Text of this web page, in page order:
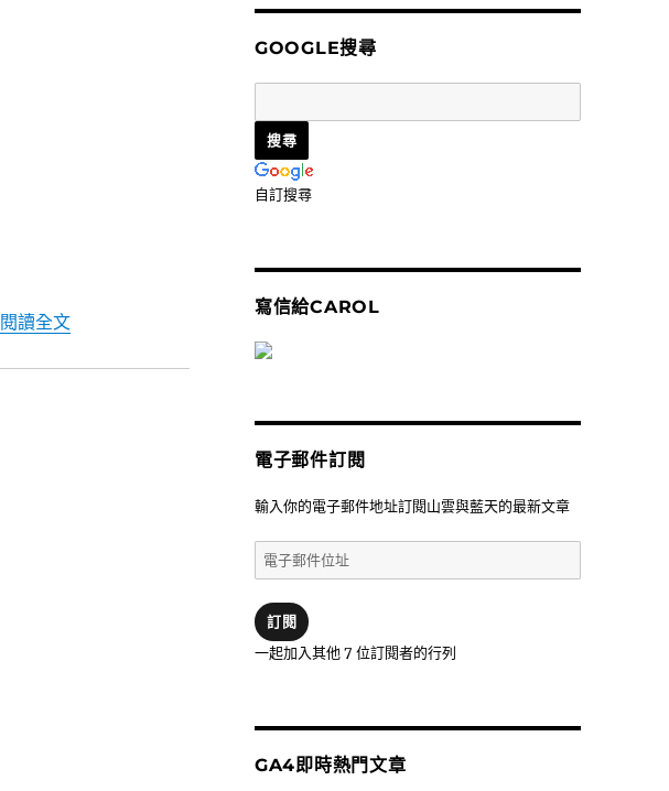
閱讀全文〈[台中大雅]黎ㄟ花園～佔地廣大，植物盆器介質種類齊全的大型園藝店/花
字:
GOOGLE搜尋
自訂搜尋
寫信給CAROL
電子郵件訂閱
輸入你的電子郵件地址訂閱山雲與藍天的最新文章
電
子
件
位
訂閱
一起加入其他 7 位訂閱者的行列
GA4即時熱門文章